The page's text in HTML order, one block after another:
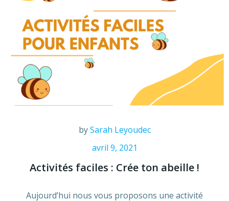
bySarah Leyoudec
avril 9, 2021
Activités faciles : Crée ton abeille !
Aujourd’hui nous vous proposons une activité